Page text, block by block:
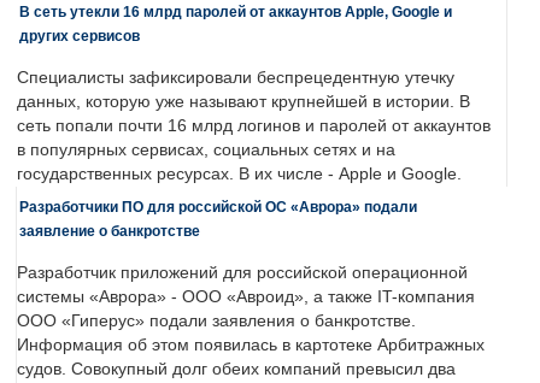
В сеть утекли 16 млрд паролей от аккаунтов Apple, Google и
других сервисов
Специалисты зафиксировали беспрецедентную утечку
данных, которую уже называют крупнейшей в истории. В
сеть попали почти 16 млрд логинов и паролей от аккаунтов
в популярных сервисах, социальных сетях и на
государственных ресурсах. В их числе - Apple и Google.
Разработчики ПО для российской ОС «Аврора» подали
заявление о банкротстве
Разработчик приложений для российской операционной
системы «Аврора» - ООО «Авроид», а также IT-компания
ООО «Гиперус» подали заявления о банкротстве.
Информация об этом появилась в картотеке Арбитражных
судов. Совокупный долг обеих компаний превысил два